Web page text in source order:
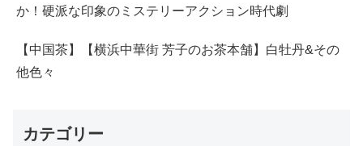
か！硬派な印象のミステリーアクション時代劇
【中国茶】【横浜中華街 芳子のお茶本舗】白牡丹&その
他色々
カテゴリー